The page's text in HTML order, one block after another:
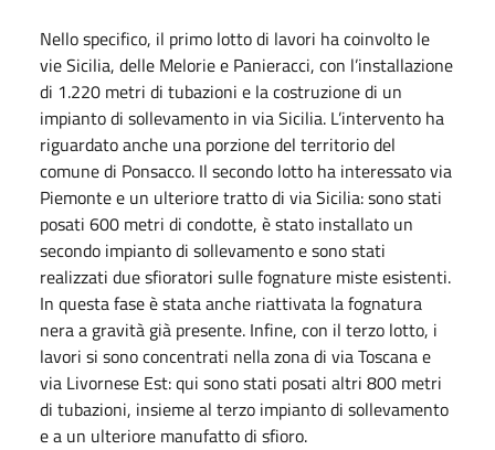
Nello specifico, il primo lotto di lavori ha coinvolto le
vie Sicilia, delle Melorie e Panieracci, con l’installazione
di 1.220 metri di tubazioni e la costruzione di un
impianto di sollevamento in via Sicilia. L’intervento ha
riguardato anche una porzione del territorio del
comune di Ponsacco. Il secondo lotto ha interessato via
Piemonte e un ulteriore tratto di via Sicilia: sono stati
posati 600 metri di condotte, è stato installato un
secondo impianto di sollevamento e sono stati
realizzati due sfioratori sulle fognature miste esistenti.
In questa fase è stata anche riattivata la fognatura
nera a gravità già presente. Infine, con il terzo lotto, i
lavori si sono concentrati nella zona di via Toscana e
via Livornese Est: qui sono stati posati altri 800 metri
di tubazioni, insieme al terzo impianto di sollevamento
e a un ulteriore manufatto di sfioro.